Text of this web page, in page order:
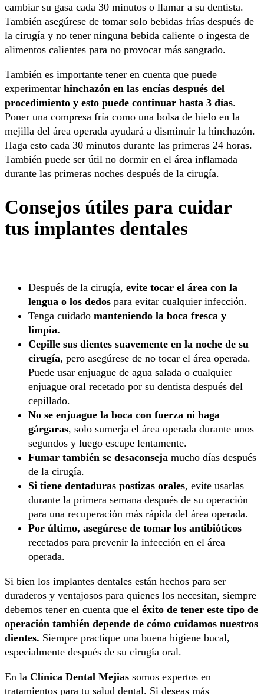
cambiar su gasa cada 30 minutos o llamar a su dentista.
También asegúrese de tomar solo bebidas frías después de
la cirugía y no tener ninguna bebida caliente o ingesta de
alimentos calientes para no provocar más sangrado.
También es importante tener en cuenta que puede
experimentar hinchazón en las encías después del
procedimiento y esto puede continuar hasta 3 días.
Poner una compresa fría como una bolsa de hielo en la
mejilla del área operada ayudará a disminuir la hinchazón.
Haga esto cada 30 minutos durante las primeras 24 horas.
También puede ser útil no dormir en el área inflamada
durante las primeras noches después de la cirugía.
Consejos útiles para cuidar
tus implantes dentales
Después de la cirugía, evite tocar el área con la
lengua o los dedos para evitar cualquier infección.
Tenga cuidado manteniendo la boca fresca y
limpia.
Cepille sus dientes suavemente en la noche de su
cirugía, pero asegúrese de no tocar el área operada.
Puede usar enjuague de agua salada o cualquier
enjuague oral recetado por su dentista después del
cepillado.
No se enjuague la boca con fuerza ni haga
gárgaras, solo sumerja el área operada durante unos
segundos y luego escupe lentamente.
Fumar también se desaconseja mucho días después
de la cirugía.
Si tiene dentaduras postizas orales, evite usarlas
durante la primera semana después de su operación
para una recuperación más rápida del área operada.
Por último, asegúrese de tomar los antibióticos
recetados para prevenir la infección en el área
operada.
Si bien los implantes dentales están hechos para ser
duraderos y ventajosos para quienes los necesitan, siempre
debemos tener en cuenta que el éxito de tener este tipo de
operación también depende de cómo cuidamos nuestros
dientes. Siempre practique una buena higiene bucal,
especialmente después de su cirugía oral.
En la Clínica Dental Mejias somos expertos en
tratamientos para tu salud dental. Si deseas más